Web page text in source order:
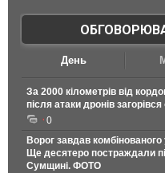
День
За 2000 кілометрів від
після атаки дронів
0
Ворог завдав
Ще десятеро постраждали
Сумщині. ФОТО